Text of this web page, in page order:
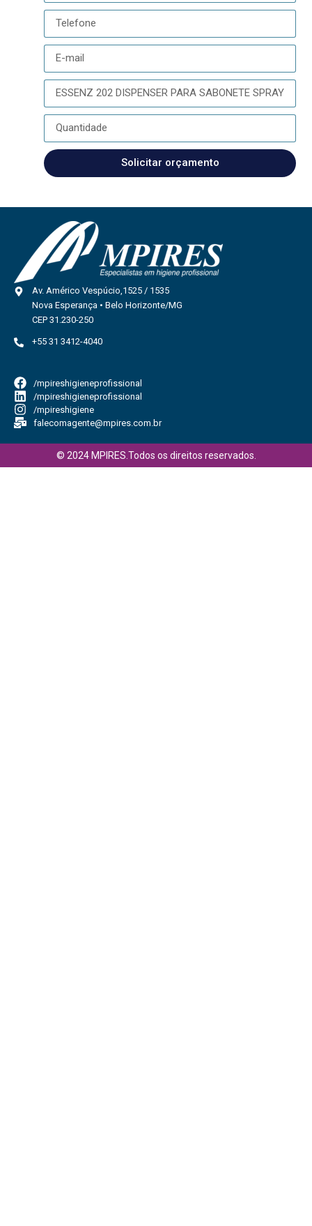
Solicitar orçamento
Av. Américo Vespúcio,1525 / 1535
Nova Esperança • Belo Horizonte/MG
CEP 31.230-250
+55 31 3412-4040
/mpireshigieneprofissional
/mpireshigieneprofissional
/mpireshigiene
falecomagente@mpires.com.br
© 2024 MPIRES.Todos os direitos reservados.